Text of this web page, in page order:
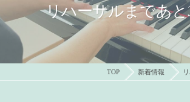
リハーサルまであ
TOP 新着情報